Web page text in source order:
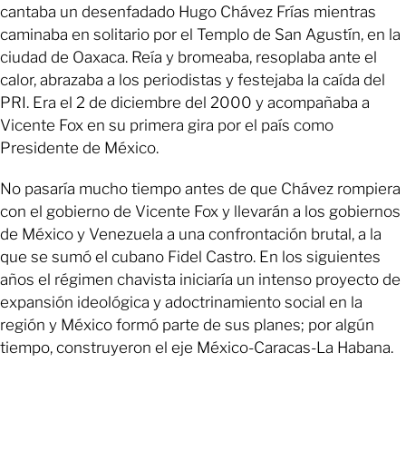
cantaba un desenfadado Hugo Chávez Frías mientras
caminaba en solitario por el Templo de San Agustín, en la
ciudad de Oaxaca. Reía y bromeaba, resoplaba ante el
calor, abrazaba a los periodistas y festejaba la caída del
PRI. Era el 2 de diciembre del 2000 y acompañaba a
Vicente Fox en su primera gira por el país como
Presidente de México.
No pasaría mucho tiempo antes de que Chávez rompiera
con el gobierno de Vicente Fox y llevarán a los gobiernos
de México y Venezuela a una confrontación brutal, a la
que se sumó el cubano Fidel Castro. En los siguientes
años el régimen chavista iniciaría un intenso proyecto de
expansión ideológica y adoctrinamiento social en la
región y México formó parte de sus planes; por algún
tiempo, construyeron el eje México-Caracas-La Habana.